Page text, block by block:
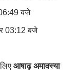
बजे
03:12 बजे
आषाढ़ अमावस्या